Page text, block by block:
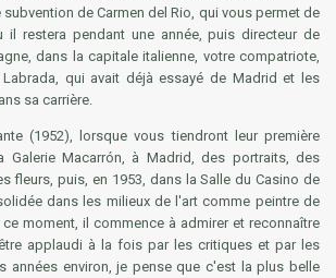
subvention de Carmen del Rio, qui vous permet de
il restera pendant une année, puis directeur de
dans la capitale italienne, votre compatriote,
Labrada, qui avait déjà essayé de Madrid et les
sa carrière.
(1952), lorsque vous tiendront leur première
Galerie Macarrón, à Madrid, des portraits, des
fleurs, puis, en 1953, dans la Salle du Casino de
dans les milieux de l'art comme peintre de
moment, il commence à admirer et reconnaître
applaudi à la fois par les critiques et par les
années environ, je pense que c'est la plus belle